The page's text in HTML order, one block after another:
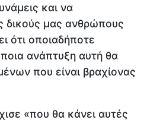
και να
δικούς μας ανθρώπους
ότι οποιαδήποτε
ανάπτυξη αυτή θα
που είναι βραχίονας
«που θα κάνει αυτές